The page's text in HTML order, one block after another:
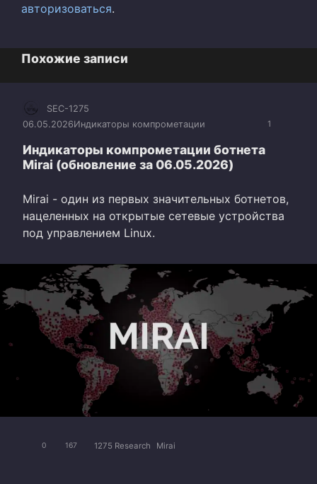
авторизоваться.
Похожие записи
1
SEC-1275
06.05.2026Индикаторы компрометации
Индикаторы компрометации ботнета
Mirai (обновление за 06.05.2026)
Mirai - один из первых значительных ботнетов,
нацеленных на открытые сетевые устройства
под управлением Linux.
0 167 1275 Research Mirai